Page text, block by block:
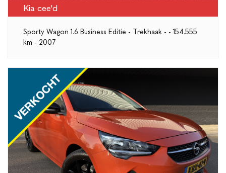
Kia cee'd
Sporty Wagon 1.6 Business Editie - Trekhaak - - 154.555
km - 2007